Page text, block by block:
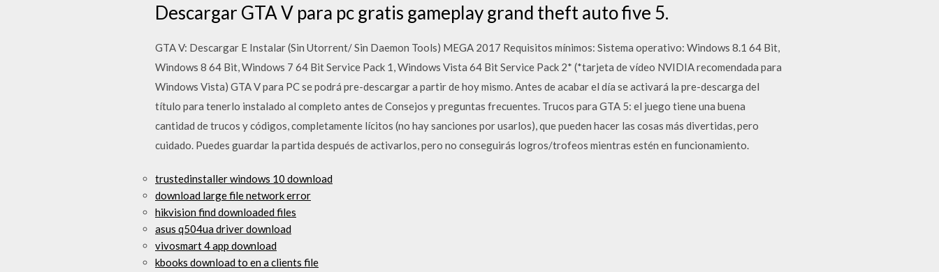
Descargar GTA V para pc gratis gameplay grand theft auto five 5.
GTA V: Descargar E Instalar (Sin Utorrent/ Sin Daemon Tools) MEGA 2017 Requisitos mínimos: Sistema operativo: Windows 8.1 64 Bit,
Windows 8 64 Bit, Windows 7 64 Bit Service Pack 1, Windows Vista 64 Bit Service Pack 2* (*tarjeta de vídeo NVIDIA recomendada para
Windows Vista) GTA V para PC se podrá pre-descargar a partir de hoy mismo. Antes de acabar el día se activará la pre-descarga del
título para tenerlo instalado al completo antes de Consejos y preguntas frecuentes. Trucos para GTA 5: el juego tiene una buena
cantidad de trucos y códigos, completamente lícitos (no hay sanciones por usarlos), que pueden hacer las cosas más divertidas, pero
cuidado. Puedes guardar la partida después de activarlos, pero no conseguirás logros/trofeos mientras estén en funcionamiento.
trustedinstaller windows 10 download
download large file network error
hikvision find downloaded files
asus q504ua driver download
vivosmart 4 app download
kbooks download to en a clients file